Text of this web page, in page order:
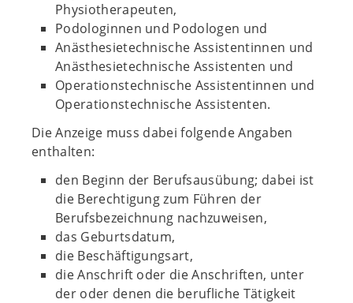
Physiotherapeuten,
Podologinnen und Podologen und
Anästhesietechnische Assistentinnen und
Anästhesietechnische Assistenten und
Operationstechnische Assistentinnen und
Operationstechnische Assistenten.
Die Anzeige muss dabei folgende Angaben
enthalten:
den Beginn der Berufsausübung; dabei ist
die Berechtigung zum Führen der
Berufsbezeichnung nachzuweisen,
das Geburtsdatum,
die Beschäftigungsart,
die Anschrift oder die Anschriften, unter
der oder denen die berufliche Tätigkeit